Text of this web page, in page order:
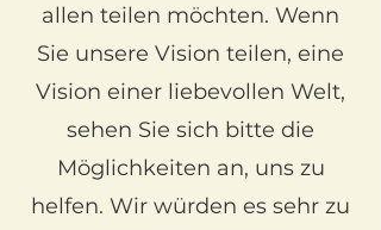
allen teilen möchten. Wenn
Sie unsere Vision teilen, eine
Vision einer liebevollen Welt,
sehen Sie sich bitte die
Möglichkeiten an, uns zu
helfen. Wir würden es sehr zu